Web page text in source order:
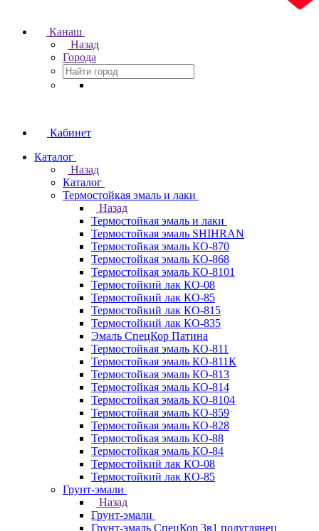
Канаш
Назад
Города
Кабинет
Каталог
Назад
Каталог
Термостойкая эмаль и лаки
Назад
Термостойкая эмаль и лаки
Термостойкая эмаль SHIHRAN
Термостойкая эмаль КО-870
Термостойкая эмаль КО-868
Термостойкая эмаль КО-8101
Термостойкий лак КО-08
Термостойкий лак КО-85
Термостойкий лак КО-815
Термостойкий лак КО-835
Эмаль СпецКор Патина
Термостойкая эмаль КО-811
Термостойкая эмаль КО-811К
Термостойкая эмаль КО-813
Термостойкая эмаль КО-814
Термостойкая эмаль КО-8104
Термостойкая эмаль КО-859
Термостойкая эмаль КО-828
Термостойкая эмаль КО-88
Термостойкая эмаль КО-84
Термостойкий лак КО-08
Термостойкий лак КО-85
Грунт-эмали
Назад
Грунт-эмали
Грунт-эмаль СпецКор 3в1 полуглянец